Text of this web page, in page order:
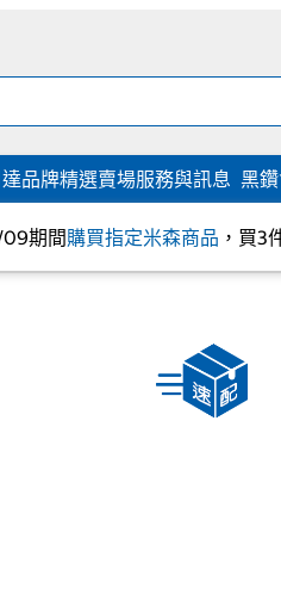
品牌精選賣場服務與訊息 黑
期間購買指定米森商品 ，買3